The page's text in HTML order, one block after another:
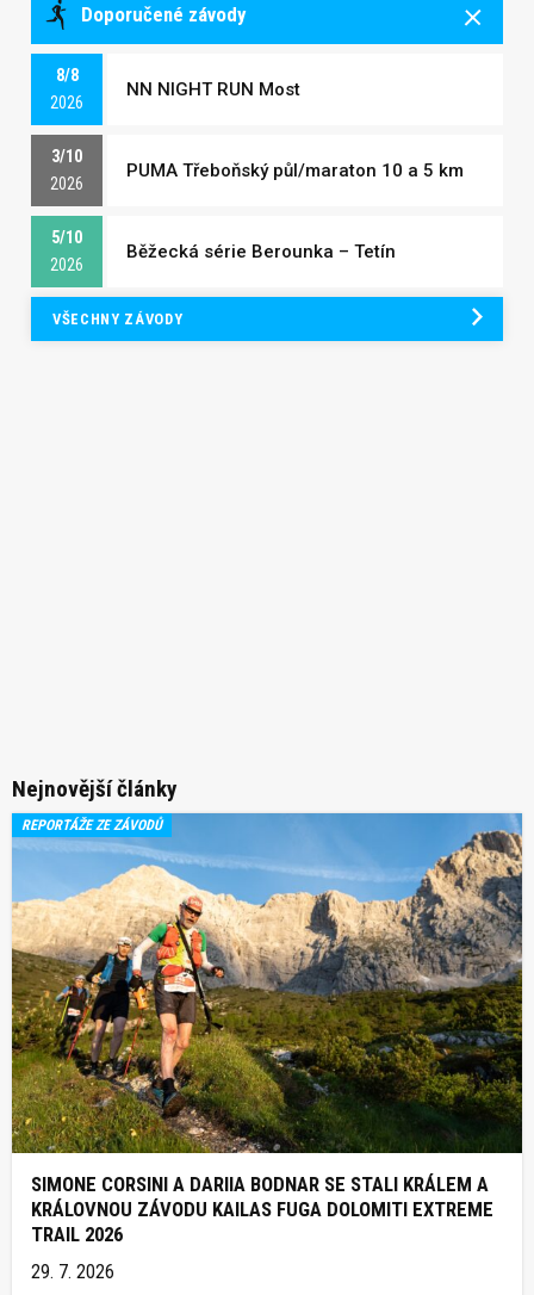
Doporučené závody
8/8
2026
NN NIGHT RUN Most
3/10
2026
PUMA Třeboňský půl/maraton 10 a 5 km
5/10
2026
Běžecká série Berounka – Tetín
VŠECHNY ZÁVODY
Nejnovější články
REPORTÁŽE ZE ZÁVODŮ
SIMONE CORSINI A DARIIA BODNAR SE STALI KRÁLEM A
KRÁLOVNOU ZÁVODU KAILAS FUGA DOLOMITI EXTREME
TRAIL 2026
29. 7. 2026